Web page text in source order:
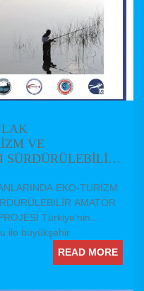
VE
SÜRDÜRÜLEBİLİR
EKO-TURİZM
AMATÖR
Türkiye’nin
ile büyükşehir
READ MORE